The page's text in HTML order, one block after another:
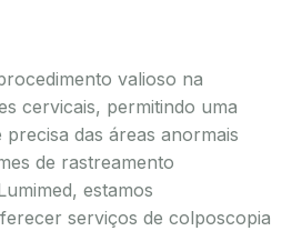
valioso na
cervicais, permitindo uma
precisa das áreas anormais
de rastreamento
estamos
serviços de colposcopia